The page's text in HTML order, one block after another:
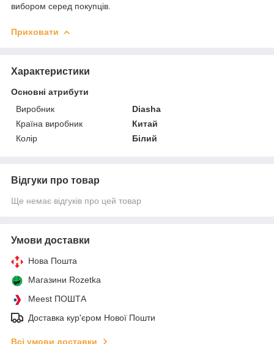
вибором серед покупців.
Приховати
Характеристики
Основні атрибути
Виробник
Diasha
Країна виробник
Китай
Колір
Білий
Відгуки про товар
Ще немає відгуків про цей товар
Умови доставки
Нова Пошта
Магазини Rozetka
Meest ПОШТА
Доставка кур'єром Нової Пошти
Всі умови доставки